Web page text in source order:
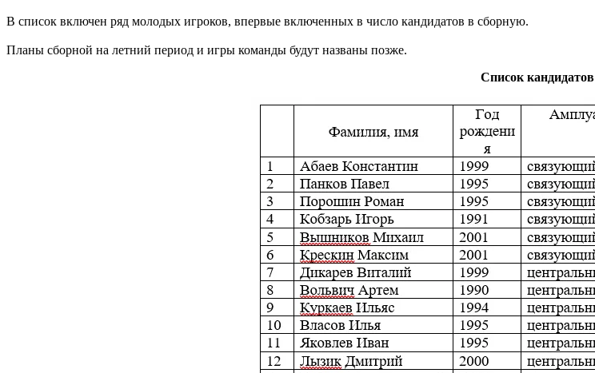
В список включен ряд молодых игроков, впервые включенных в число кандидатов в сборную.
Планы сборной на летний период и игры команды будут названы позже.
Список кандидатов